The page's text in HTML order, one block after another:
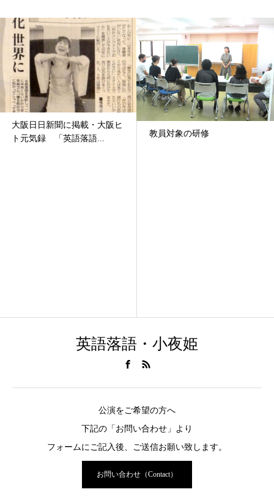
大阪日日新聞に掲載・大阪ヒ
ト元気録 「英語落語...
教員対象の研修
英語落語・小夜姫
公演をご希望の方へ
下記の「お問い合わせ」より
フォームにご記入後、ご送信お願い致します。
お問い合わせ（Contact）